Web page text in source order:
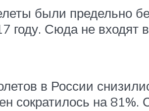
были предельно
году. Сюда не входят
в России
сократилось на 81%.